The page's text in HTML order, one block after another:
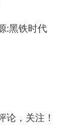
:黑铁时代
论，关注！